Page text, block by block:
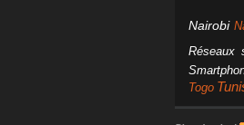
Nairobi
Réseaux
Togo